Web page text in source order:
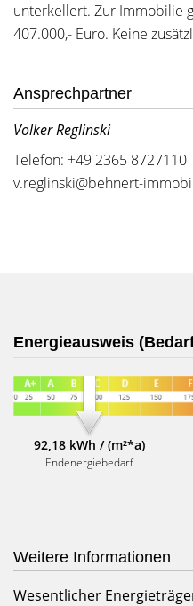
unterkellert. Zur Immobilie
407.000,- Euro. Keine
Ansprechpartner
Volker Reglinski
Telefon: +49 2365 8727110
v.reglinski@behnert-
Energieausweis
92,18 kWh / (m²*a)
Endenergiebedarf
Weitere Informationen
Wesentlicher